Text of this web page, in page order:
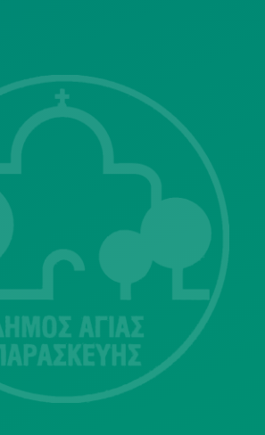
415-417 Τ.Κ.15343
Αγία Παρασκευή
213 2004500